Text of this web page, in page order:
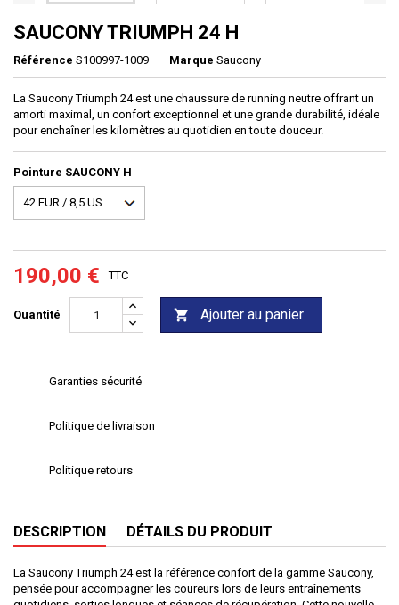
SAUCONY TRIUMPH 24 H
Référence S100997-1009 Marque Saucony
La Saucony Triumph 24 est une chaussure de running neutre offrant un
amorti maximal, un confort exceptionnel et une grande durabilité, idéale
pour enchaîner les kilomètres au quotidien en toute douceur.
Pointure SAUCONY H
190,00 € TTC
Quantité  Ajouter au panier
Garanties sécurité
Politique de livraison
Politique retours
DESCRIPTION DÉTAILS DU PRODUIT
La Saucony Triumph 24 est la référence confort de la gamme Saucony,
pensée pour accompagner les coureurs lors de leurs entraînements